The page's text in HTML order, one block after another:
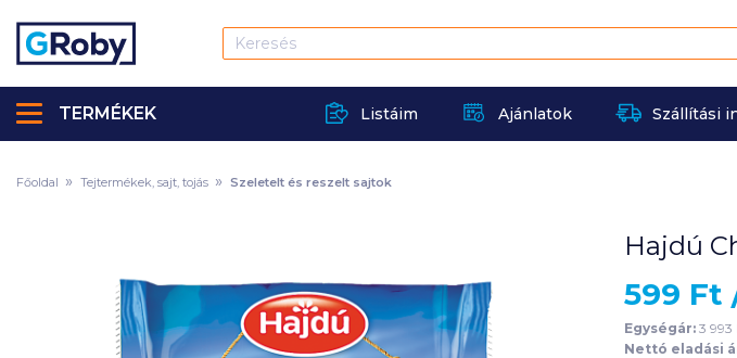
Listáim Ajánlatok Szállítási
TERMÉKEK
Főoldal Tejtermékek, sajt, tojás Szeletelt és reszelt sajtok
Hajdú
599 Ft
Egységár: 3 993
Nettó eladási